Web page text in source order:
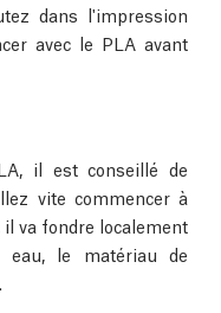
dans l'impression
avec le PLA avant
il est conseillé de
vite commencer à
va fondre localement
le matériau de